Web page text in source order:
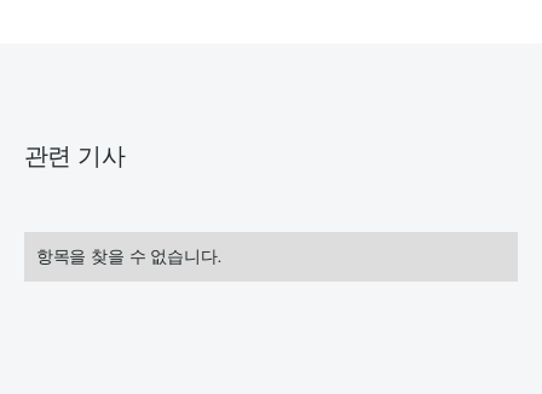
관련 기사
항목을 찾을 수 없습니다.